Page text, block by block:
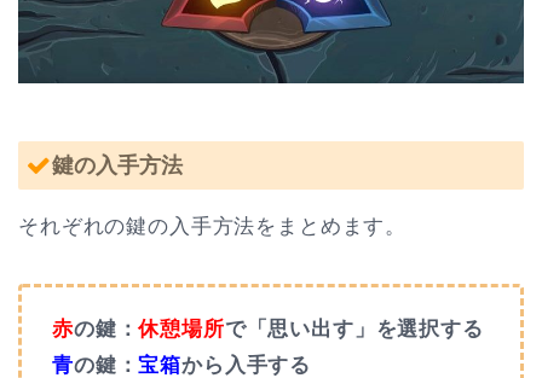
鍵の入手方法
それぞれの鍵の入手方法をまとめます。
赤の鍵：休憩場所で「思い出す」を選択する
青の鍵：宝箱から入手する